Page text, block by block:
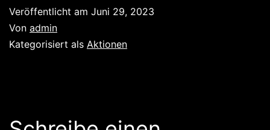
Veröffentlicht am Juni 29, 2023
Von admin
Kategorisiert als Aktionen